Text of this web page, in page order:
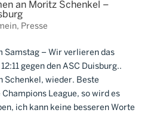
an Moritz Schenkel –
, Presse
Samstag – Wir verlieren das
gegen den ASC Duisburg..
Schenkel, wieder. Beste
League, so wird es
ich kann keine besseren Worte